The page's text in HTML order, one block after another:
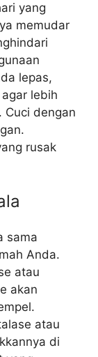
yang
memudar
lepas,
lebih
Cuci dengan
rusak
sama
Anda.
atau
akan
atau
di